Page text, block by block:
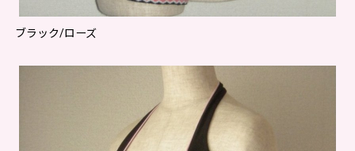
ブラック/ローズ